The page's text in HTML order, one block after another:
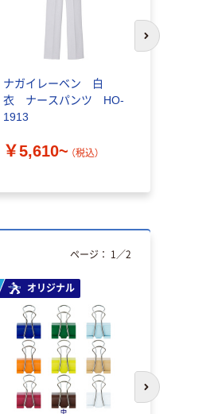
ナガイレーベン 白
衣 ナースパンツ HO-
1913
￥5,610~ （税込）
次のスライド
オリジナル
ページ： 1 ／2
次のスライド